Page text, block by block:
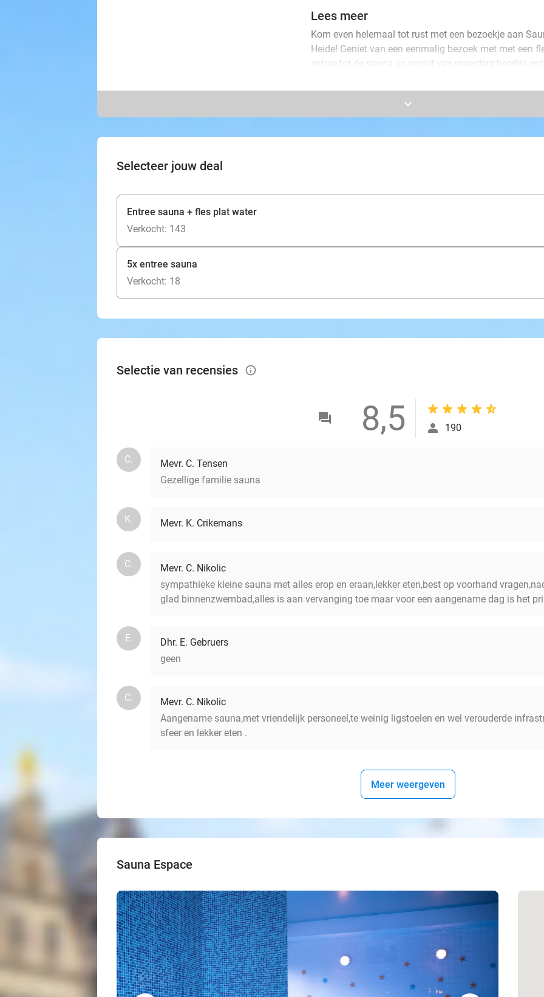
Lees meer
Kom even helemaal tot rust met een bezoekje aan
Heide! Geniet van een eenmalig bezoek met met een
entree tot de sauna en geniet van meerdere heerlijk
Geniet van de Finse sauna, infraroodsauna,
dompelbad, whirlpool en meer. Jij kunt lekker een
keyboard_arrow_down
Selecteer jouw deal
Entree sauna + fles plat water
Verkocht: 143
5x entree sauna
Verkocht: 18
Selectie van recensies info_outlined
8,5 190
C.
Mevr. C. Tensen
Gezellige familie sauna
K. Mevr. K. Crikemans
C.
Mevr. C. Nikolic
sympathieke kleine sauna met alles erop en eraan,lekker eten,best op voorhand
glad binnenzwembad,alles is aan vervanging toe maar voor een aangename dag is het
E.
Dhr. E. Gebruers
geen
C.
Mevr. C. Nikolic
Aangename sauna,met vriendelijk personeel,te weinig ligstoelen en wel verouderde
sfeer en lekker eten .
Meer weergeven
Sauna Espace